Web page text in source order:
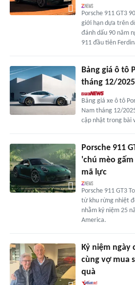
Porsche 911 GT3
giới hạn dựa trên
đánh dấu 90 năm
911 đầu tiên
Bảng giá ô tô
tháng 12/2025
Bảng giá xe ô tô
Nam tháng 12/
cập nhật trong bài
Porsche 911
'chú mèo
mã lực
Porsche 911 GT3
từ khu rừng nhiệt
nhằm kỷ niệm 25
America.
Kỷ niệm
cùng vợ mua
quà